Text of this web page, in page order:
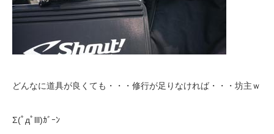
どんなに道具が良くても・・・修行が足りなければ・・・坊主ｗ
Σ(ﾟдﾟlll)ｶﾞｰﾝ